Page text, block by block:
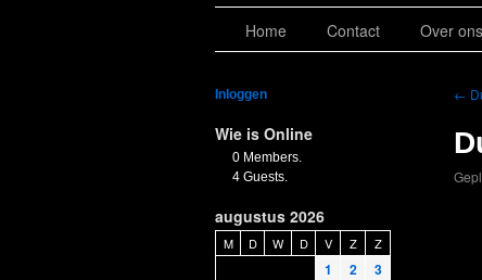
Home Contact Over ons
Inloggen
Wie is Online
0 Members.
4 Guests.
augustus 2026
M D W D V Z Z
1 2 3
←